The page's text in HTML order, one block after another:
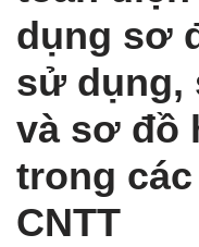
dụng sơ
sử dụng,
và sơ đồ
trong
CNTT